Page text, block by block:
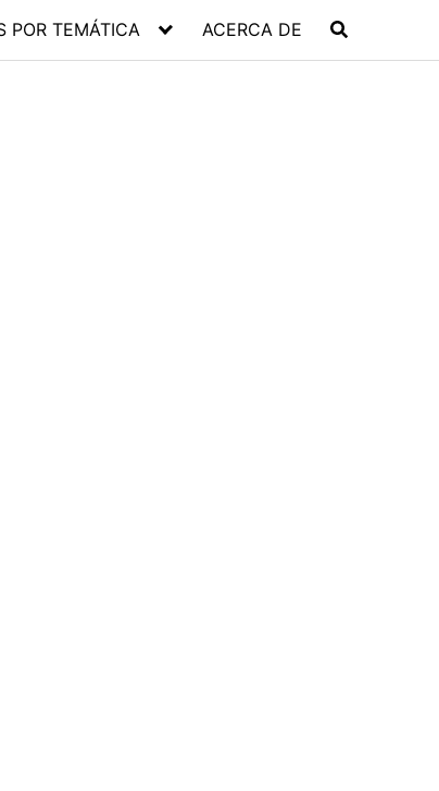
POR TEMÁTICA ACERCA DE